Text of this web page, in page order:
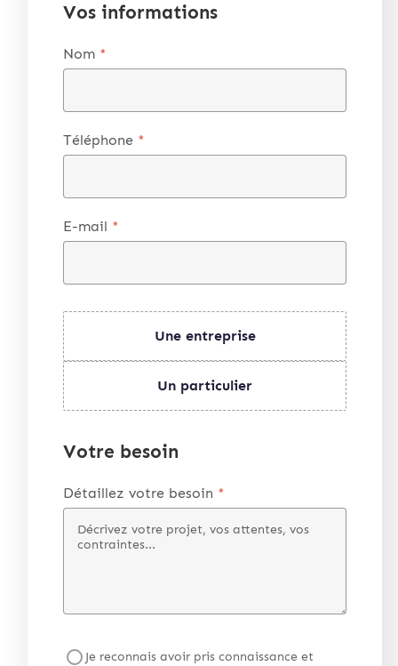
Vos informations
Nom *
Téléphone *
E-mail *
Une entreprise
Un particulier
Votre besoin
Détaillez votre besoin *
Je reconnais avoir pris connaissance et